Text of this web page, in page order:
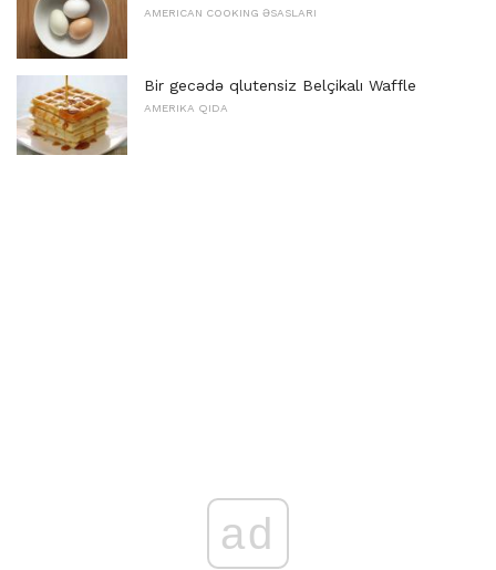
AMERICAN COOKING ƏSASLARI
Bir gecədə qlutensiz Belçikalı Waffle
AMERIKA QIDA
ad